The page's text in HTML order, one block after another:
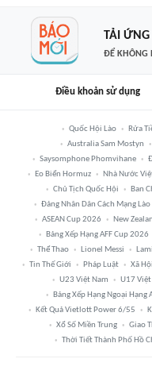
TẢI ỨNG
ĐỂ KHÔNG
Điều khoản sử dụng
Quốc Hội Lào Rửa
Australia Sam Mostyn
Saysomphone Phomvihane
Eo Biển Hormuz
Nhà Nước
Chủ Tịch Quốc Hội
Ban
Đảng Nhân Dân Cách Mạng Lào
ASEAN Cup 2026
New
Bảng Xếp Hạng AFF Cup 2026
Thể Thao
Lionel Messi
Tin Thế Giới
Pháp Luật Xã Hội
U23 Việt Nam
U17 Việt
Bảng Xếp Hạng Ngoại Hạng
Kết Quả Vietlott Power 6/55
Xổ Số Miền Trung
Giao
Thời Tiết Thành Phố Hồ